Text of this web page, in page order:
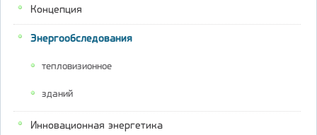
Концепция
Энергообследования
тепловизионное
зданий
Инновационная энергетика